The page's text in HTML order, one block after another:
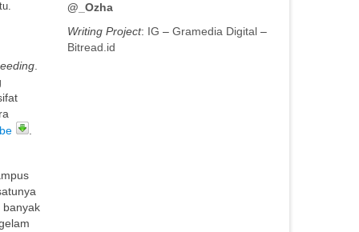
.
.
banyak
@_Ozha
Writing Project: IG – Gramedia Digital–
Bitread.id